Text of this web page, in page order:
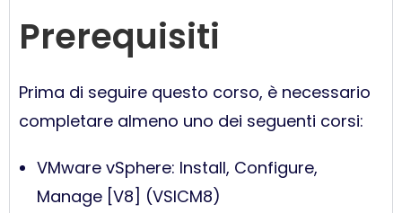
Prerequisiti
Prima di seguire questo corso, è necessario
completare almeno uno dei seguenti corsi:
VMware vSphere: Install, Configure,
Manage [V8] (VSICM8)